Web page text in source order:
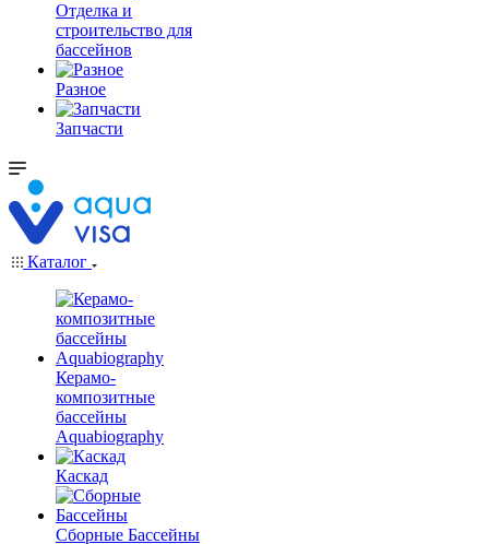
Отделка и
строительство для
бассейнов
Разное
Запчасти
Каталог
Керамо-
композитные
бассейны
Aquabiography
Каскад
Сборные Бассейны